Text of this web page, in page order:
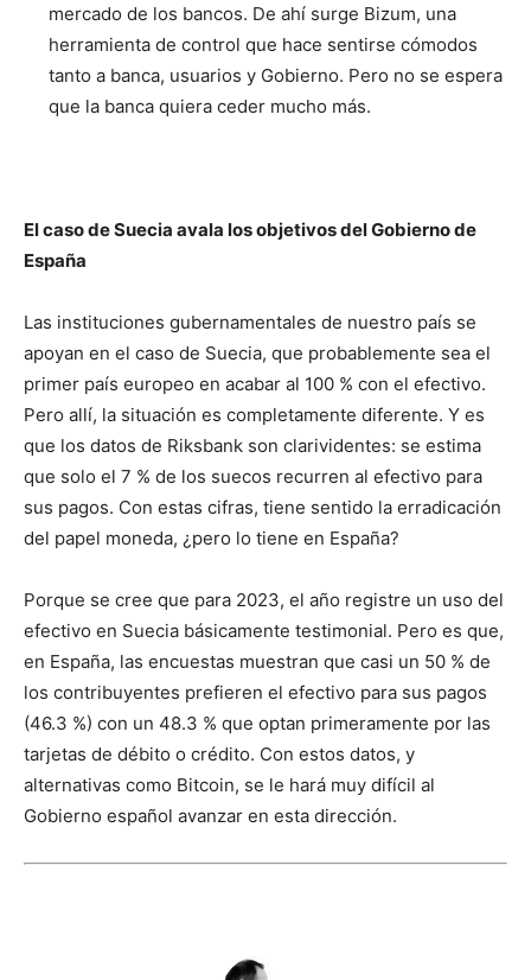
mercado de los bancos. De ahí surge Bizum, una
herramienta de control que hace sentirse cómodos
tanto a banca, usuarios y Gobierno. Pero no se espera
que la banca quiera ceder mucho más.
El caso de Suecia avala los objetivos del Gobierno de
España
Las instituciones gubernamentales de nuestro país se
apoyan en el caso de Suecia, que probablemente sea el
primer país europeo en acabar al 100 % con el efectivo.
Pero allí, la situación es completamente diferente. Y es
que los datos de Riksbank son clarividentes: se estima
que solo el 7 % de los suecos recurren al efectivo para
sus pagos. Con estas cifras, tiene sentido la erradicación
del papel moneda, ¿pero lo tiene en España?
Porque se cree que para 2023, el año registre un uso del
efectivo en Suecia básicamente testimonial. Pero es que,
en España, las encuestas muestran que casi un 50 % de
los contribuyentes prefieren el efectivo para sus pagos
(46.3 %) con un 48.3 % que optan primeramente por las
tarjetas de débito o crédito. Con estos datos, y
alternativas como Bitcoin, se le hará muy difícil al
Gobierno español avanzar en esta dirección.